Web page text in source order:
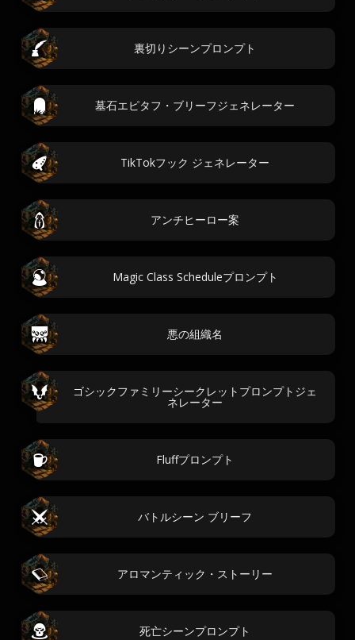
裏切りシーンプロンプト
墓石エピタフ・ブリーフジェネレーター
TikTokフック ジェネレーター
アンチヒーロー案
Magic Class Scheduleプロンプト
悪の組織名
ゴシックファミリーシークレットプロンプトジェ
ネレーター
Fluffプロンプト
バトルシーン ブリーフ
アロマンティック・ストーリー
死亡シーンプロンプト